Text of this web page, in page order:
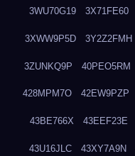
3WU70G19 3X71FE60
3XWW9P5D 3Y2Z2FMH
3ZUNKQ9P 40PEO5RM
428MPM7O 42EW9PZP
43BE766X 43EEF23E
43U16JLC 43XY7A9N